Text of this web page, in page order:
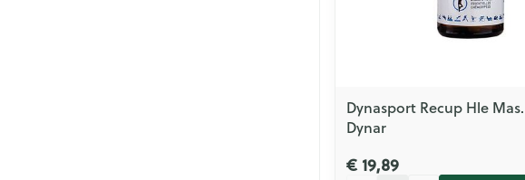
Dynasport Recup Hle
Dynar
€ 19,89